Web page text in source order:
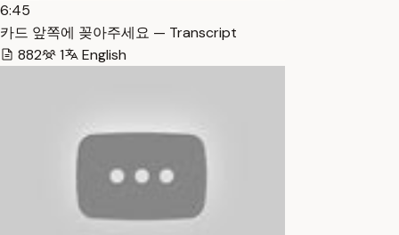
6:45
카드 앞쪽에 꽂아주세요 — Transcript
882
1 English